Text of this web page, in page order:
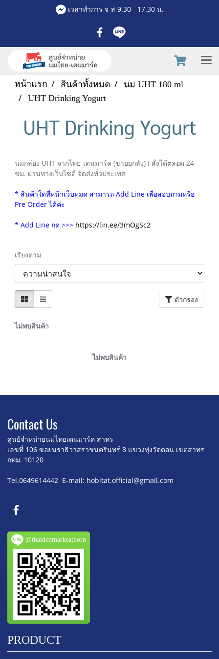
เวลาทำการ จ-ส 9.30 - 17.30 น.
หน้าแรก สินค้าทั้งหมด
นม UHT 180 ml
UHT Drinking Yogurt
UHT Drinking Yogurt
นมกล่อง UHT จากไทย-เดนมาร์ค (ขายยกลัง) I สั่งได้ตลอด 24
ชม. ผ่านทางเว็บไซต์ จัดส่งทั่วประเทศ
* สินค้าใดที่หน้าเว็บหมด สามารถ Add Line เพื่อสอบถามหรือ
Pre Order ได้ค่ะ
* Add Line กด >>> https://lin.ee/3mOgSc2
เรียงตาม
ตัวกรอง
ไม่พบสินค้า
ไม่พบสินค้า
Contact Us
ศูนย์จำหน่ายนมไทยเดนมาร์ค สาทร
เลขที่ 106 ซอยนราธิวาสราชนครินทร์ 8 แขวงทุ่งวัดดอน เขตสาทร
กทม. 10120
Tel.0649614442 E-mail: hobitat.official@gmail.com
@thaidenmarksathorn
PRODUCT